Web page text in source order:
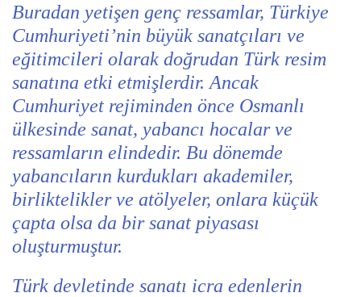
Buradan yetişen genç ressamlar, Türkiye
Cumhuriyeti’nin büyük sanatçıları ve
eğitimcileri olarak doğrudan Türk resim
sanatına etki etmişlerdir. Ancak
Cumhuriyet rejiminden önce Osmanlı
ülkesinde sanat, yabancı hocalar ve
ressamların elindedir. Bu dönemde
yabancıların kurdukları akademiler,
birliktelikler ve atölyeler, onlara küçük
çapta olsa da bir sanat piyasası
oluşturmuştur.
Türk devletinde sanatı icra edenlerin